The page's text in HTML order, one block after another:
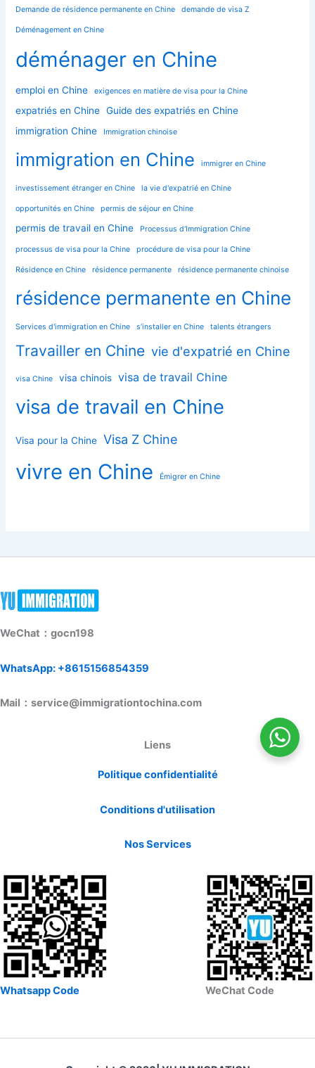
Demande de résidence permanente en Chine demande de visa Z
Déménagement en Chine
déménager en Chine
emploi en Chine exigences en matière de visa pour la Chine
expatriés en Chine Guide des expatriés en Chine
immigration Chine
Immigration chinoise
immigration en Chine immigrer en Chine
investissement étranger en Chine la vie d'expatrié en Chine
opportunités en Chine permis de séjour en Chine
permis de travail en Chine Processus d'Immigration Chine
processus de visa pour la Chine procédure de visa pour la Chine
Résidence en Chine résidence permanente résidence permanente chinoise
résidence permanente en Chine
Services d'immigration en Chine s’installer en Chine talents étrangers
Travailler en Chine vie d'expatrié en Chine
visa Chine visa chinois visa de travail Chine
visa de travail en Chine
Visa pour la Chine Visa Z Chine
vivre en Chine Émigrer en Chine
WeChat：gocn198
WhatsApp: +8615156854359
Mail：service@immigrationtochina.com
Liens
Politique confidentialité
Conditions d'utilisation
Nos Services
Whatsapp Code WeChat Code